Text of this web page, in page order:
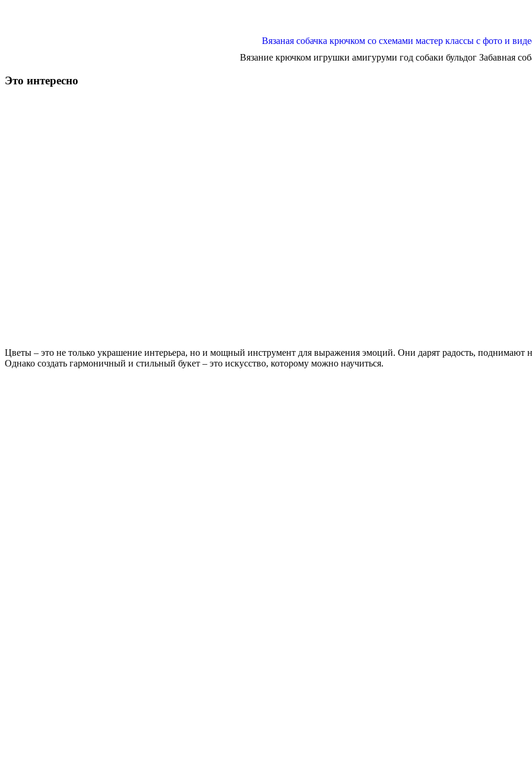
Вязаная собачка крючком со схемами мастер классы с фото и
Вязание крючком игрушки амигуруми год собаки бульдог Забавная
Это интересно
Цветы – это не только украшение интерьера, но и мощный инструмент для выражения эмоций. Они дарят радость, поднимают
Однако создать гармоничный и стильный букет – это искусство, которому можно научиться.